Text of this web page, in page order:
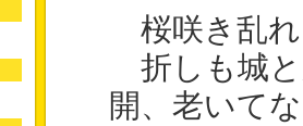
桜咲き乱れ
折しも城と
開、老いて